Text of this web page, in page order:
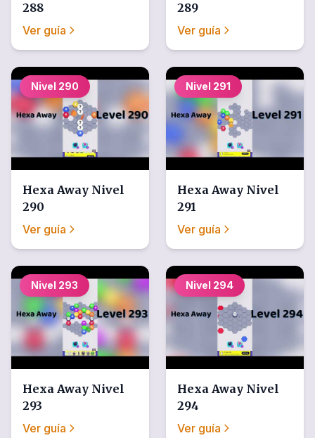
288
Ver guía
289
Ver guía
Nivel 290
Hexa Away Nivel
290
Ver guía
Nivel 291
Hexa Away Nivel
291
Ver guía
Nivel 293
Hexa Away Nivel
293
Ver guía
Nivel 294
Hexa Away Nivel
294
Ver guía